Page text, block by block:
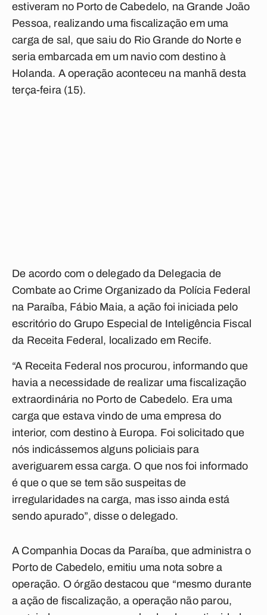
estiveram no Porto de Cabedelo, na Grande João
Pessoa, realizando uma fiscalização em uma
carga de sal, que saiu do Rio Grande do Norte e
seria embarcada em um navio com destino à
Holanda. A operação aconteceu na manhã desta
terça-feira (15).
De acordo com o delegado da Delegacia de
Combate ao Crime Organizado da Polícia Federal
na Paraíba, Fábio Maia, a ação foi iniciada pelo
escritório do Grupo Especial de Inteligência Fiscal
da Receita Federal, localizado em Recife.
“A Receita Federal nos procurou, informando que
havia a necessidade de realizar uma fiscalização
extraordinária no Porto de Cabedelo. Era uma
carga que estava vindo de uma empresa do
interior, com destino à Europa. Foi solicitado que
nós indicássemos alguns policiais para
averiguarem essa carga. O que nos foi informado
é que o que se tem são suspeitas de
irregularidades na carga, mas isso ainda está
sendo apurado”, disse o delegado.
A Companhia Docas da Paraíba, que administra o
Porto de Cabedelo, emitiu uma nota sobre a
operação. O órgão destacou que “mesmo durante
a ação de fiscalização, a operação não parou,